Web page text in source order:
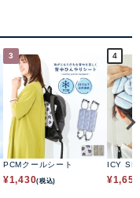
3
PCMクールシート
¥1,430(税込)
4
ICY
¥1,650